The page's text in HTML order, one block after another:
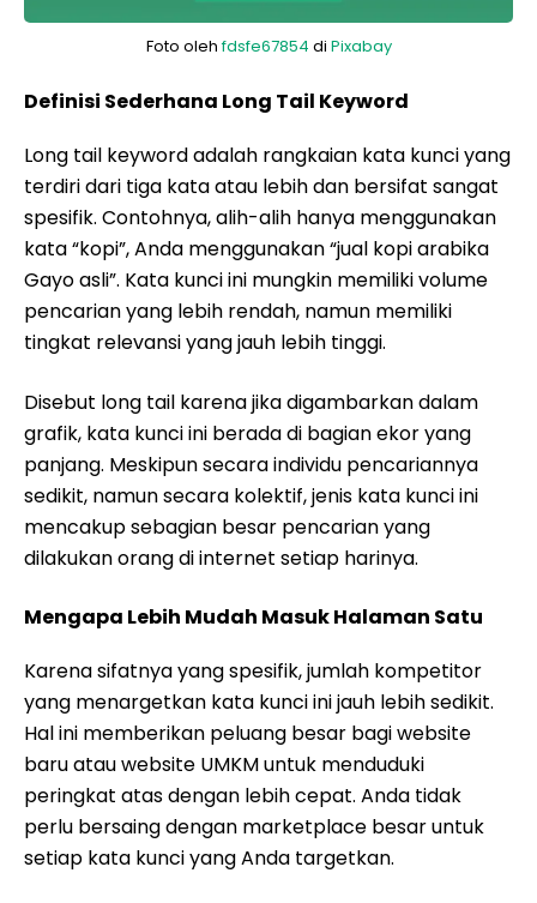
Foto olehfdsfe67854 di Pixabay
Definisi Sederhana Long Tail Keyword
Long tail keyword adalah rangkaian kata kunci yang
terdiri dari tiga kata atau lebih dan bersifat sangat
spesifik. Contohnya, alih-alih hanya menggunakan
kata “kopi”, Anda menggunakan “jual kopi arabika
Gayo asli”. Kata kunci ini mungkin memiliki volume
pencarian yang lebih rendah, namun memiliki
tingkat relevansi yang jauh lebih tinggi.
Disebut long tail karena jika digambarkan dalam
grafik, kata kunci ini berada di bagian ekor yang
panjang. Meskipun secara individu pencariannya
sedikit, namun secara kolektif, jenis kata kunci ini
mencakup sebagian besar pencarian yang
dilakukan orang di internet setiap harinya.
Mengapa Lebih Mudah Masuk Halaman Satu
Karena sifatnya yang spesifik, jumlah kompetitor
yang menargetkan kata kunci ini jauh lebih sedikit.
Hal ini memberikan peluang besar bagi website
baru atau website UMKM untuk menduduki
peringkat atas dengan lebih cepat. Anda tidak
perlu bersaing dengan marketplace besar untuk
setiap kata kunci yang Anda targetkan.